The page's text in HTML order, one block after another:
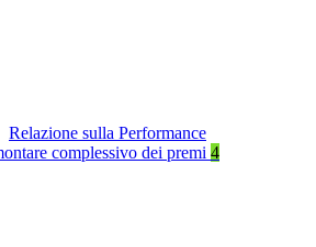
Relazione sulla Performance
complessivo dei premi 4